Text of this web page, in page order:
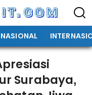
NASIONAL
Surabaya,